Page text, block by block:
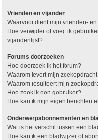
Vrienden en vijanden
Waarvoor dient mijn vrienden-
Hoe verwijder of voeg ik
vijandenlijst?
Forums doorzoeken
Hoe doorzoek ik het forum?
Waarom levert mijn
Waarom resulteert mijn
Hoe zoek ik een gebruiker?
Hoe kan ik mijn eigen berichten
Onderwerpabonnementen en
Wat is het verschil tussen een
Hoe kan ik een bladwijzer of